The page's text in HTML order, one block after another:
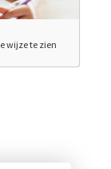
wijze te zien